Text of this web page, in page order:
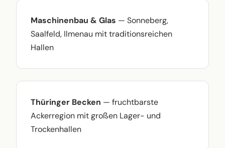
Maschinenbau & Glas — Sonneberg,
Saalfeld, Ilmenau mit traditionsreichen
Hallen
Thüringer Becken — fruchtbarste
Ackerregion mit großen Lager- und
Trockenhallen